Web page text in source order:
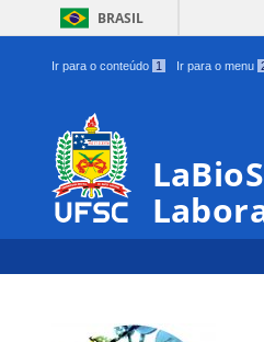
BRASIL
Ir para o conteúdo 1 Ir para o menu